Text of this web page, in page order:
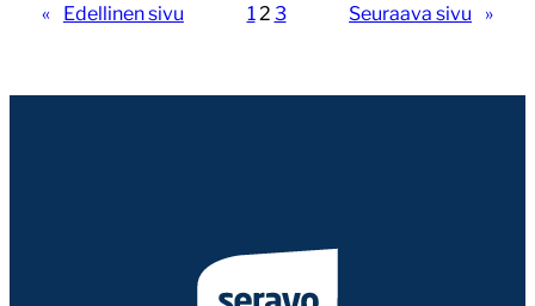
« Edellinen sivu 1 2 3 Seuraava sivu »